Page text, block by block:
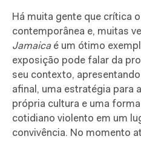
Há muita gente que crítica
contemporânea e, muitas
Jamaicaé um ótimo
exposição pode falar da
seu contexto,
afinal, uma estratégia para
própria cultura e uma
cotidiano violento em um
convivência. No momento